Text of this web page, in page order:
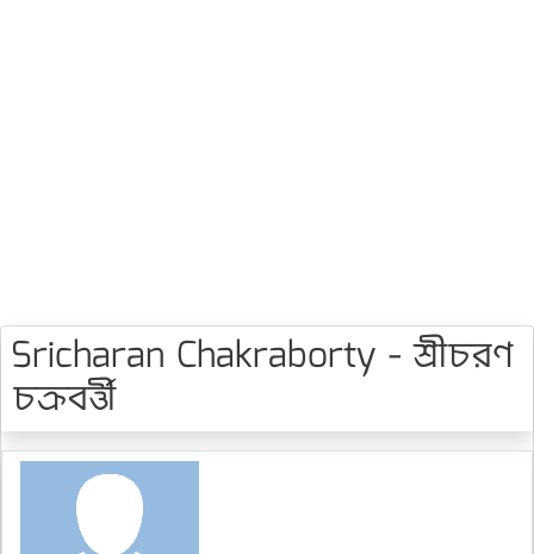
Sricharan Chakraborty - শ্রীচরণ
চক্রবর্ত্তী